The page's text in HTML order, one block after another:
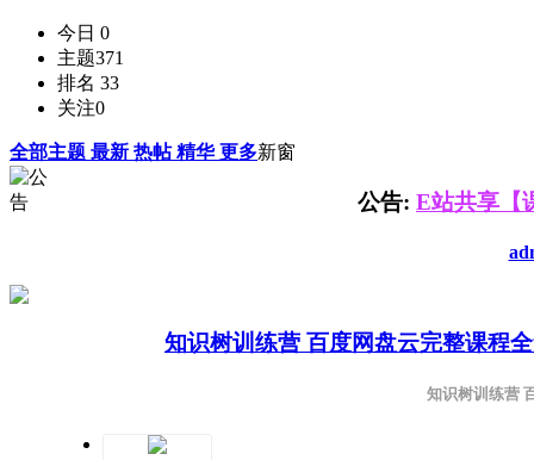
今日 0
主题371
排名 33
关注0
全部主题 最新 热帖精华更多新窗
公告: E站共享【
知识树训练营 百度网盘云完整课程
知识树训练营